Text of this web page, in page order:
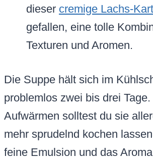
dieser cremige Lachs-
gefallen, eine tolle
Texturen und Aromen.
Die Suppe hält sich im
problemlos zwei bis drei
Aufwärmen solltest du sie
mehr sprudelnd kochen
feine Emulsion und das